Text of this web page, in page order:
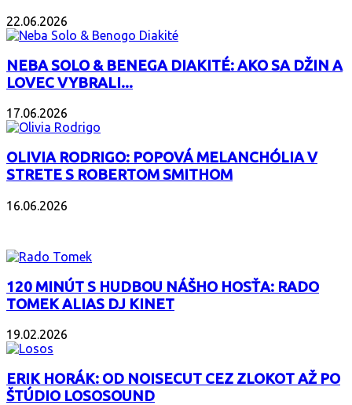
22.06.2026
NEBA SOLO & BENEGA DIAKITÉ: AKO SA DŽIN A
LOVEC VYBRALI...
17.06.2026
OLIVIA RODRIGO: POPOVÁ MELANCHÓLIA V
STRETE S ROBERTOM SMITHOM
16.06.2026
120 MINÚT S HUDBOU NÁŠHO HOSŤA: RADO
TOMEK ALIAS DJ KINET
19.02.2026
ERIK HORÁK: OD NOISECUT CEZ ZLOKOT AŽ PO
ŠTÚDIO LOSOSOUND